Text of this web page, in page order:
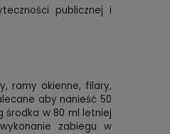
publicznej i
ramy okienne, filary,
aby nanieść 50
środka w 80 ml letniej
zabiegu w